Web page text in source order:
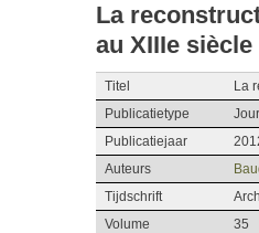
La
au XIIIe
Titel
La
Publicatietype
Publicatiejaar
Auteurs
Tijdschrift
Volume
35